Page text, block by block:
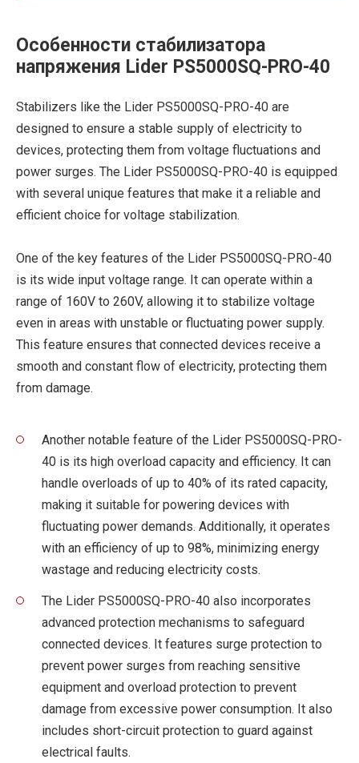
Особенности стабилизатора
напряжения Lider PS5000SQ-PRO-40
Stabilizers like the Lider PS5000SQ-PRO-40 are
designed to ensure a stable supply of electricity to
devices, protecting them from voltage fluctuations and
power surges. The Lider PS5000SQ-PRO-40 is equipped
with several unique features that make it a reliable and
efficient choice for voltage stabilization.
One of the key features of the Lider PS5000SQ-PRO-40
is its wide input voltage range. It can operate within a
range of 160V to 260V, allowing it to stabilize voltage
even in areas with unstable or fluctuating power supply.
This feature ensures that connected devices receive a
smooth and constant flow of electricity, protecting them
from damage.
Another notable feature of the Lider PS5000SQ-PRO-
40 is its high overload capacity and efficiency. It can
handle overloads of up to 40% of its rated capacity,
making it suitable for powering devices with
fluctuating power demands. Additionally, it operates
with an efficiency of up to 98%, minimizing energy
wastage and reducing electricity costs.
The Lider PS5000SQ-PRO-40 also incorporates
advanced protection mechanisms to safeguard
connected devices. It features surge protection to
prevent power surges from reaching sensitive
equipment and overload protection to prevent
damage from excessive power consumption. It also
includes short-circuit protection to guard against
electrical faults.